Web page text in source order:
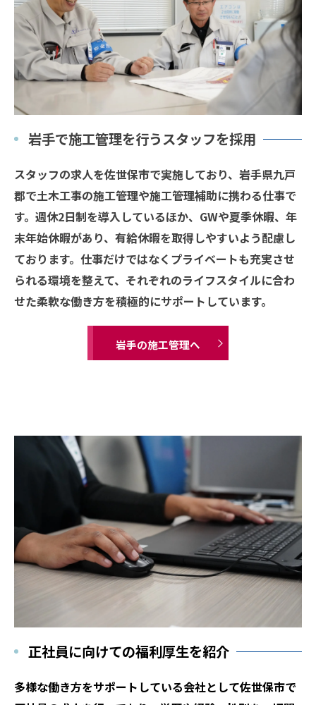
岩手で施工管理を行うスタッフを採用
スタッフの求人を佐世保市で実施しており、岩手県九戸
郡で土木工事の施工管理や施工管理補助に携わる仕事で
す。週休2日制を導入しているほか、GWや夏季休暇、年
末年始休暇があり、有給休暇を取得しやすいよう配慮し
ております。仕事だけではなくプライベートも充実させ
られる環境を整えて、それぞれのライフスタイルに合わ
せた柔軟な働き方を積極的にサポートしています。
岩手の施工管理へ
正社員に向けての福利厚生を紹介
多様な働き方をサポートしている会社として佐世保市で